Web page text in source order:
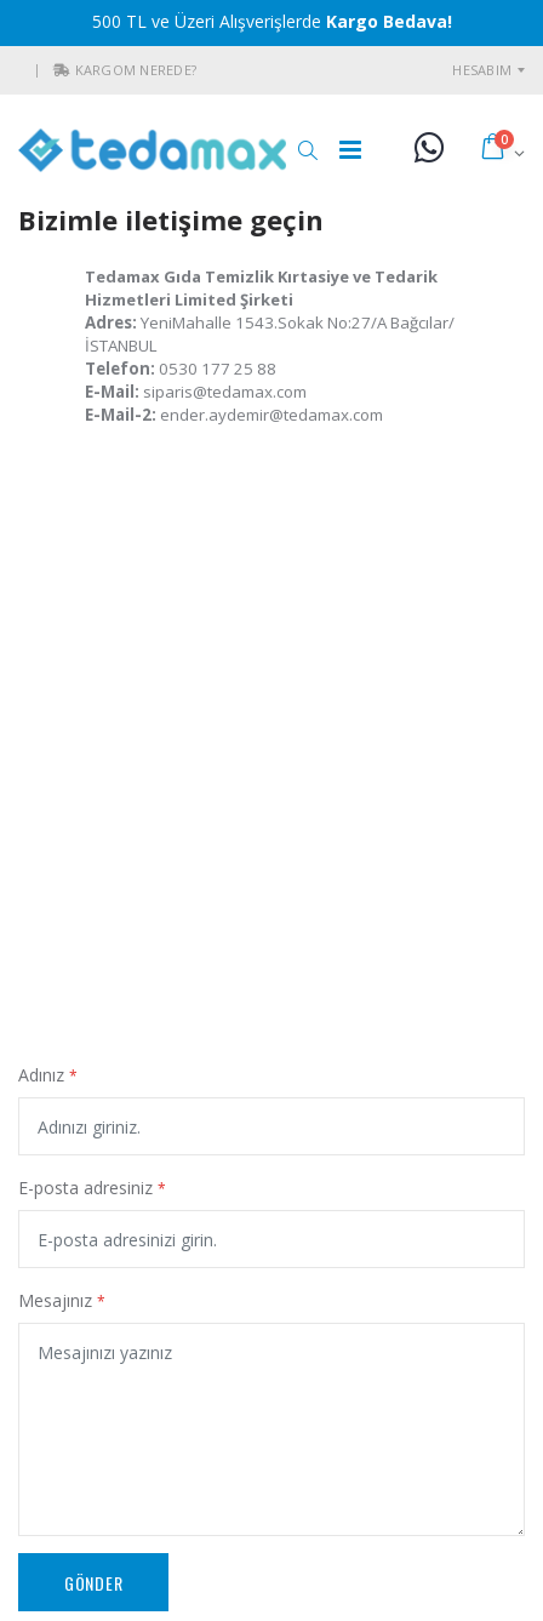
500 TL ve Üzeri Alışverişlerde Kargo Bedava!
KARGOM NEREDE? HESABIM
0
Bizimle iletişime geçin
Tedamax Gıda Temizlik Kırtasiye ve Tedarik
Hizmetleri Limited Şirketi
Adres: YeniMahalle 1543.Sokak No:27/A Bağcılar/
İSTANBUL
Telefon: 0530 177 25 88
E-Mail: siparis@tedamax.com
E-Mail-2: ender.aydemir@tedamax.com
Adınız *
E-posta adresiniz *
Mesajınız *